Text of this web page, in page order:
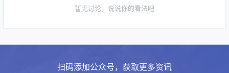
暂无讨论，说说你的看法吧
扫码添加公众号，获取更多资讯